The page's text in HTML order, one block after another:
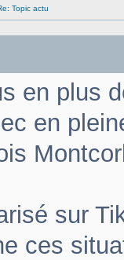
Topic actu
en plus
en
sur
ces